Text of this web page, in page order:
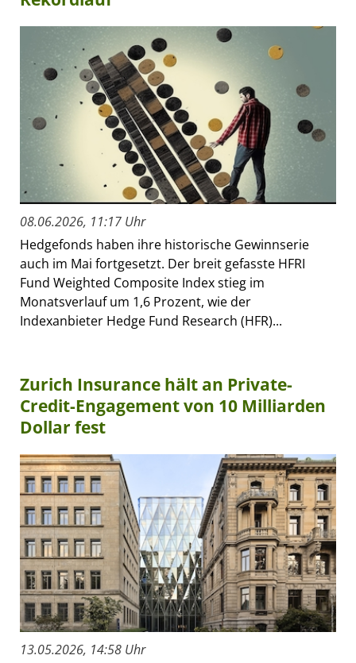
08.06.2026, 11:17 Uhr
Hedgefonds haben ihre historische Gewinnserie
auch im Mai fortgesetzt. Der breit gefasste HFRI
Fund Weighted Composite Index stieg im
Monatsverlauf um 1,6 Prozent, wie der
Indexanbieter Hedge Fund Research (HFR)...
Zurich Insurance hält an Private-
Credit-Engagement von 10 Milliarden
Dollar fest
13.05.2026, 14:58 Uhr